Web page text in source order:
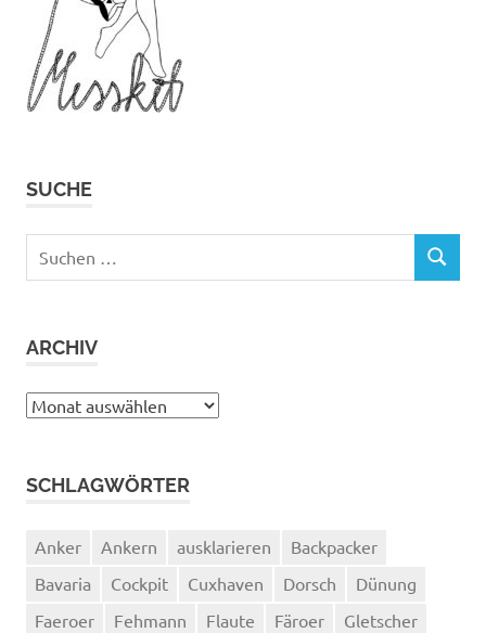
SUCHE
nach:
SUCHEN
ARCHIV
Archiv
SCHLAGWÖRTER
Anker Ankern ausklarieren
Backpacker
Bavaria
Cockpit Cuxhaven Dorsch
Dünung
Faeroer
Fehmann Flaute Färoer Gletscher